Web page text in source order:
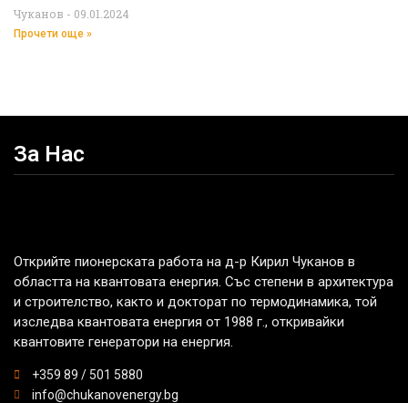
Чуканов 09.01.2024
Прочети още »
За Нас
Открийте пионерската работа на д-р Кирил Чуканов в
областта на квантовата енергия. Със степени в архитектура
и строителство, както и докторат по термодинамика, той
изследва квантовата енергия от 1988 г., откривайки
квантовите генератори на енергия.
+359 89 / 501 5880
info@chukanovenergy.bg